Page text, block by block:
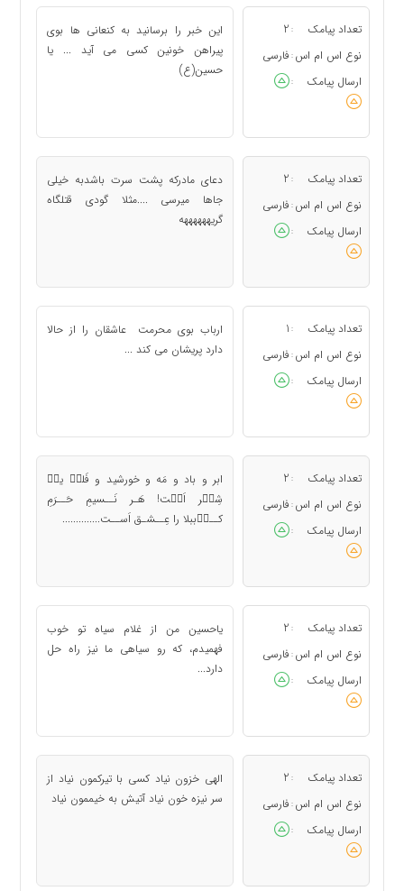
تعداد پیامک :
2
نوع اس ام اس : فارسی
ارسال پیامک
:
این خبر را برسانید به کنعانی ها بوی
پیراهن خونین کسی می آید ... یا
حسین(ع)
تعداد پیامک :
2
نوع اس ام اس : فارسی
ارسال پیامک
:
دعای مادرکه پشت سرت باشدبه خیلی
جاها میرسی ....مثلا گودی قتلگاه
گریههههههه
تعداد پیامک :
1
نوع اس ام اس : فارسی
ارسال پیامک
:
ارباب بوی محرمت عاشقان را از حالا
دارد پریشان می کند ...
تعداد پیامک :
2
نوع اس ام اس : فارسی
ارسال پیامک
:
ابر و باد و مَه و خورشید و فَلک٘ یک٘
شِع٘ر اَس٘ت! هَـر نَــسیمِ حَــرَمِ
کــر٘ببلا را عِــشـق اَســت..............
تعداد پیامک :
2
نوع اس ام اس : فارسی
ارسال پیامک
:
یاحسین من از غلام سیاه تو خوب
فهمیدم، که رو سیاهی ما نیز راه حل
دارد...
تعداد پیامک :
2
نوع اس ام اس : فارسی
ارسال پیامک
:
الهی خزون نیاد کسی با تیرکمون نیاد از
سر نیزه خون نیاد آتیش به خیممون نیاد